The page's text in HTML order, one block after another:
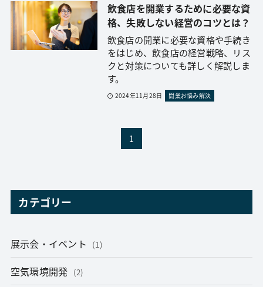
飲食店を開業するために必要な資
格、失敗しない経営のコツとは？
飲食店の開業に必要な資格や手続き
をはじめ、飲食店の経営戦略、リス
クと対策についても詳しく解説しま
す。
2024年11月28日 開業お悩み解決
1
カテゴリー
展示会・イベント (1)
空気環境開発 (2)